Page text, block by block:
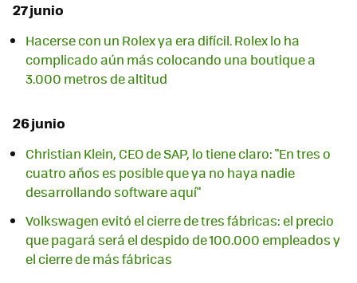
27 junio
Hacerse con un Rolex ya era difícil. Rolex lo ha
complicado aún más colocando una boutique a
3.000 metros de altitud
26 junio
Christian Klein, CEO de SAP, lo tiene claro: "En tres o
cuatro años es posible que ya no haya nadie
desarrollando software aquí"
Volkswagen evitó el cierre de tres fábricas: el precio
que pagará será el despido de 100.000 empleados y
el cierre de más fábricas